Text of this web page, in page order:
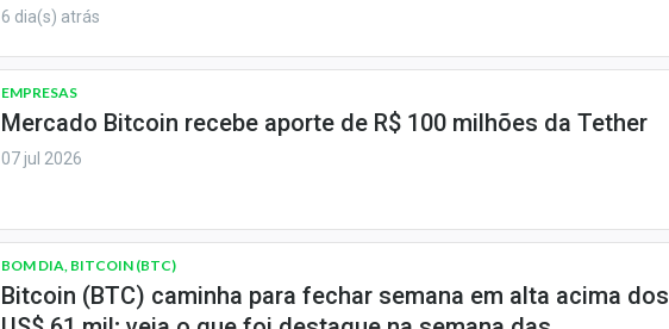
6 dia(s) atrás
EMPRESAS
Mercado Bitcoin recebe aporte de R$ 100 milhões da Tether
07 jul 2026
BOM DIA, BITCOIN (BTC)
Bitcoin (BTC) caminha para fechar semana em alta acima dos